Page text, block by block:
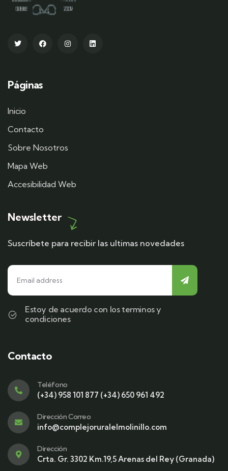
Páginas
Inicio
Contacto
Sobre Nosotros
Mapa Web
Accesibilidad Web
Newsletter
Suscríbete para recibir las ultimas novedades
Estoy de acuerdo con los terminos y
condiciones
Contacto
Teléfono
(+34) 958 101 877 (+34) 650 961 492
Dirección Correo
info@complejoruralelmolinillo.com
Dirección
Crta. Gr. 3302 Km.19,5 Arenas del Rey (Granada)